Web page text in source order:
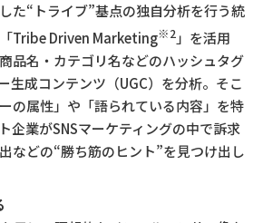
た“トライブ”基点の独自分析を行う統
Tribe Driven Marketing※2」を活用
品名・カテゴリ名などのハッシュタグ
生成コンテンツ（UGC）を分析。そこ
の属性」や「語られている内容」を特
企業がSNSマーケティングの中で訴求
などの“勝ち筋のヒント”を見つけ出し